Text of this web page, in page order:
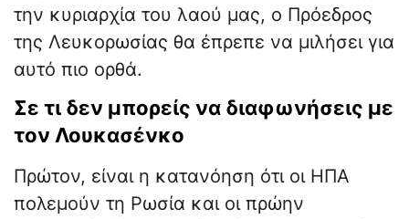
την κυριαρχία του λαού μας, ο Πρόεδρος
της Λευκορωσίας θα έπρεπε να μιλήσει για
αυτό πιο ορθά.
Σε τι δεν μπορείς να διαφωνήσεις με
τον Λουκασένκο
Πρώτον, είναι η κατανόηση ότι οι ΗΠΑ
πολεμούν τη Ρωσία και οι πρώην